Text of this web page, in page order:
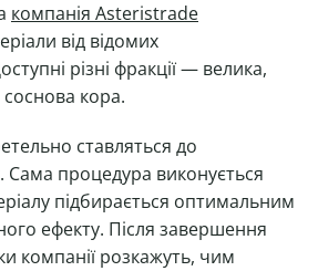
компанія Asteristrade
від відомих
різні фракції — велика,
кора.
ставляться до
Сама процедура виконується
підбирається оптимальним
ефекту. Після завершення
компанії розкажуть, чим